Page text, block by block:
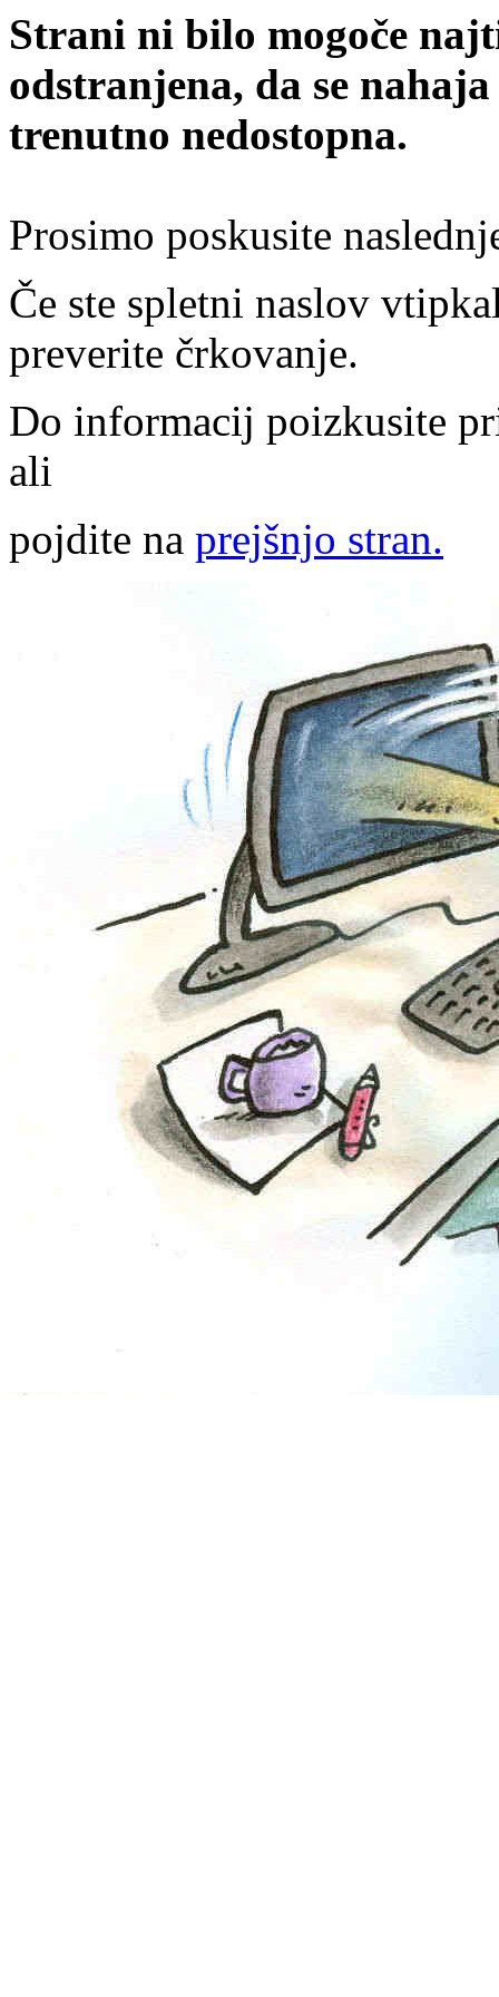
Strani ni bilo mogoče
odstranjena, da se
trenutno nedostopna.
Prosimo poskusite
Če ste spletni naslov
preverite črkovanje.
Do informacij poizkusite
ali
pojdite na prejšnjo stran.